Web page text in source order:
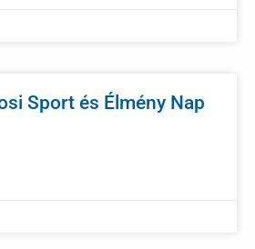
Sport és Élmény Nap